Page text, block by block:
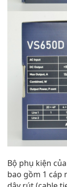
Bộ phụ kiện
bao gồm 1 cáp